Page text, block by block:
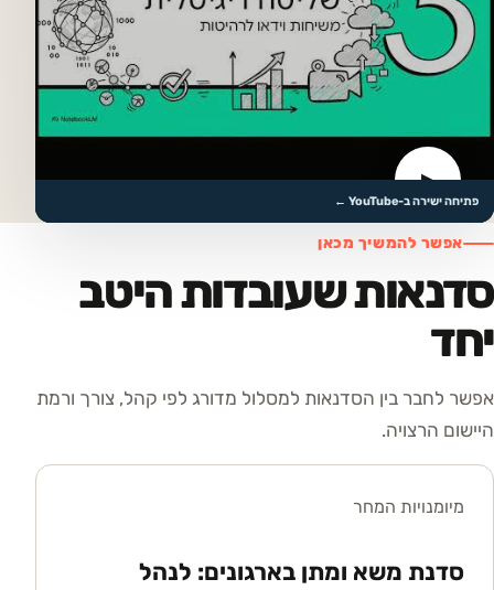
▶
פתיחה ישירה ב-YouTube ←
אפשר להמשיך מכאן
סדנאות שעובדות היטב
יחד
אפשר לחבר בין הסדנאות למסלול מדורג לפי קהל, צורך ורמת
היישום הרצויה.
מיומנויות המחר
סדנת משא ומתן בארגונים: לנהל